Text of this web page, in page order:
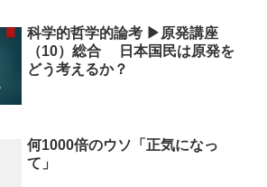
科学的哲学的論考 ▶原発講座
（10）総合 日本国民は原発を
どう考えるか？
何1000倍のウソ「正気になっ
て」